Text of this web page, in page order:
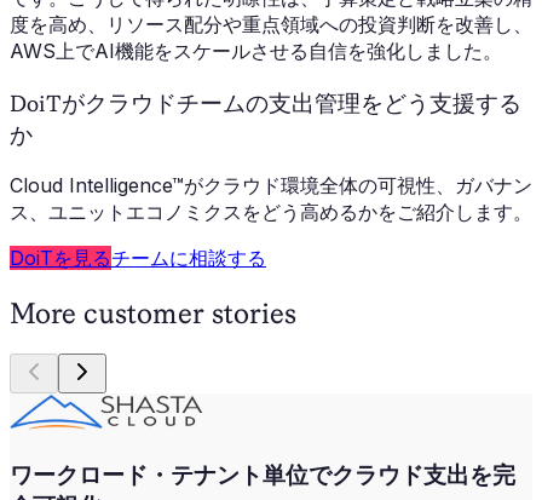
度を高め、リソース配分や重点領域への投資判断を改善し、
AWS上でAI機能をスケールさせる自信を強化しました。
DoiTがクラウドチームの支出管理をどう支援する
か
Cloud Intelligence™がクラウド環境全体の可視性、ガバナン
ス、ユニットエコノミクスをどう高めるかをご紹介します。
DoiTを見るチームに相談する
More customer stories
ワークロード・テナント単位でクラウド支出を完